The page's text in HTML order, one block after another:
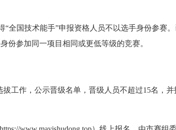
“全国技术能手”申报资格人员不以选手身份参赛
份参加同一项目相同或更低等级的竞赛。
工作，公示晋级名单，晋级人员不超过15名，并